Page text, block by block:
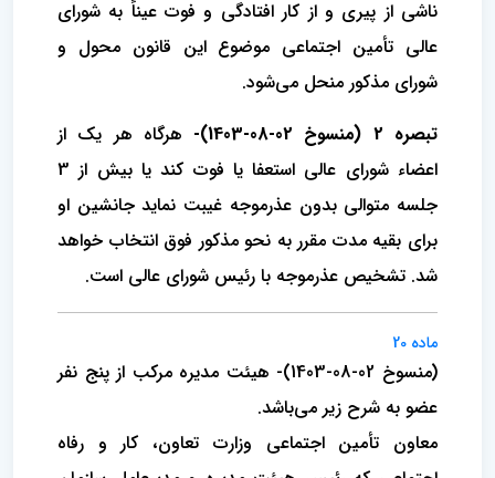
ناشی از پیری و از کار افتادگی و ‌فوت عیناً به شورای
عالی تأمین اجتماعی موضوع این قانون محول و
شورای مذکور منحل می‌شود.
تبصره 2 (منسوخ 02-08-1403)-
هرگاه‌ هر یک از
اعضاء شورای عالی استعفا یا فوت کند یا بیش از 3
جلسه متوالی بدون عذرموجه غیبت نماید جانشین او
برای بقیه‌ مدت مقرر به نحو مذکور فوق انتخاب خواهد
شد. تشخیص عذرموجه با رئیس شورای عالی است.
ماده 20
(منسوخ 02-08-1403)- هیئت مدیره مرکب از پنج نفر
عضو به شرح زیر می‌باشد.
معاون تأمین اجتماعی وزارت تعاون، کار و رفاه